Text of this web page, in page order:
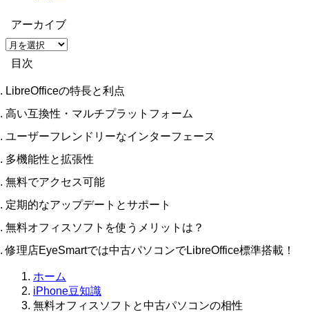
アーカイブ
ア
ー
イ
目次
LibreOfficeの特長と利点
高い互換性・マルチプラットフォーム
ユーザーフレンドリーなインターフェース
多機能性と拡張性
無料でアクセス可能
定期的なアップデートとサポート
無料オフィスソフトを使うメリットは？
修理店EyeSmartでは中古パソコンでLibreOffice標準搭載！
ホーム
iPhone豆知識
無料オフィスソフトと中古パソコンの相性